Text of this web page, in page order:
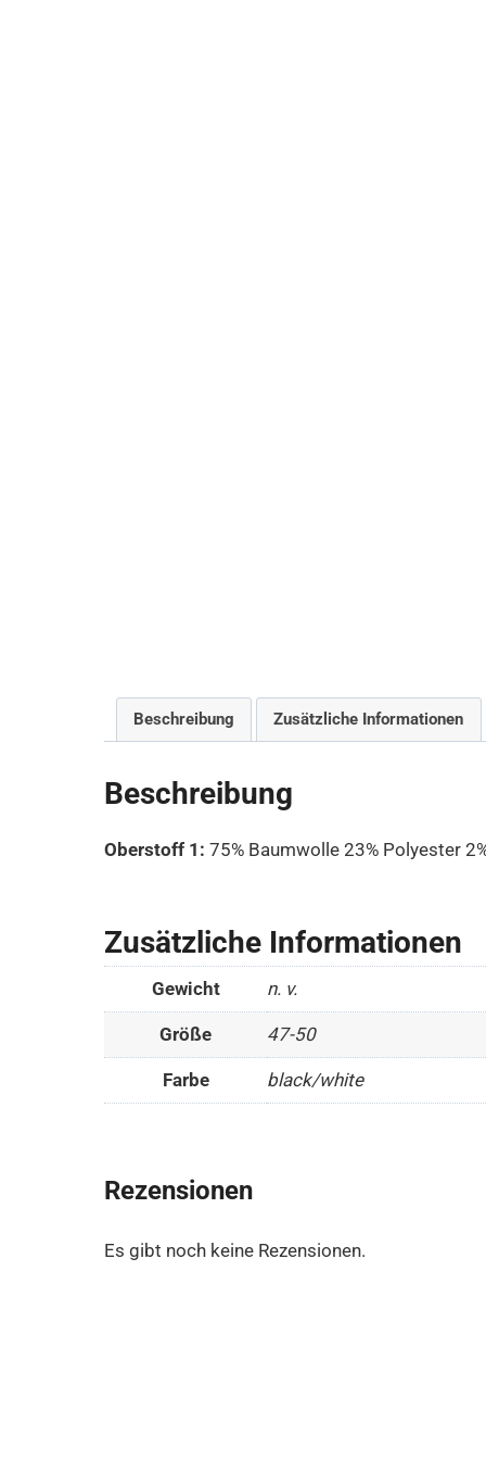
Beschreibung Zusätzliche Informationen
Beschreibung
Oberstoff 1: 75% Baumwolle 23% Polyester
Zusätzliche Informationen
Gewicht n. v.
Größe 47-50
Farbe black/white
Rezensionen
Es gibt noch keine Rezensionen.